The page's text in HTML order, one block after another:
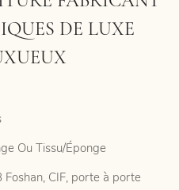
DE LUXE
Ou Tissu/Éponge
Foshan, CIF, porte à porte